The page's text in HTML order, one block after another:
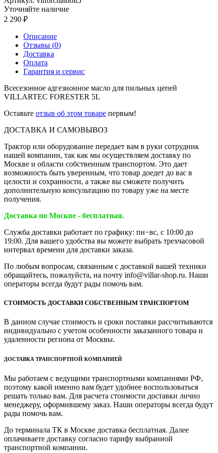
Уточняйте наличие
2 290
Описание
Отзывы (0)
Доставка
Оплата
Гарантия и сервис
Всесезонное адгезионное масло для пильных цепей
VILLARTEC FORESTER 5L
Оставьте отзыв об этом товаре первым!
ДОСТАВКА И САМОВЫВОЗ
Трактор или оборудование передает вам в руки сотрудник
нашей компании, так как мы осуществляем доставку по
Москве и области собственным транспортом. Это дает
возможность быть уверенным, что товар доедет до вас в
целости и сохранности, а также вы сможете получить
дополнительную консультацию по товару уже на месте
получения.
Доставка по Москве - бесплатная.
Служба доставки работает по графику: пн−вс, с 10:00 до
19:00. Для вашего удобства вы можете выбрать трехчасовой
интервал времени для доставки заказа.
По любым вопросам, связанным с доставкой вашей техники
обращайтесь, пожалуйста, на почту info@villar-shop.ru. Наши
операторы всегда будут рады помочь вам.
СТОИМОСТЬ ДОСТАВКИ СОБСТВЕННЫМ ТРАНСПОРТОМ
В данном случае стоимость и сроки поставки рассчитываются
индивидуально с учетом особенности заказанного товара и
удаленности региона от Москвы.
ДОСТАВКА ТРАНСПОРТНОЙ КОМПАНИЕЙ
Мы работаем с ведущими транспортными компаниями РФ,
поэтому какой именно вам будет удобнее воспользоваться
решать только вам. Для расчета стоимости доставки лично
менеджеру, оформившему заказ. Наши операторы всегда будут
рады помочь вам.
До терминала ТК в Москве доставка бесплатная. Далее
оплачиваете доставку согласно тарифу выбранной
транспортной компании.